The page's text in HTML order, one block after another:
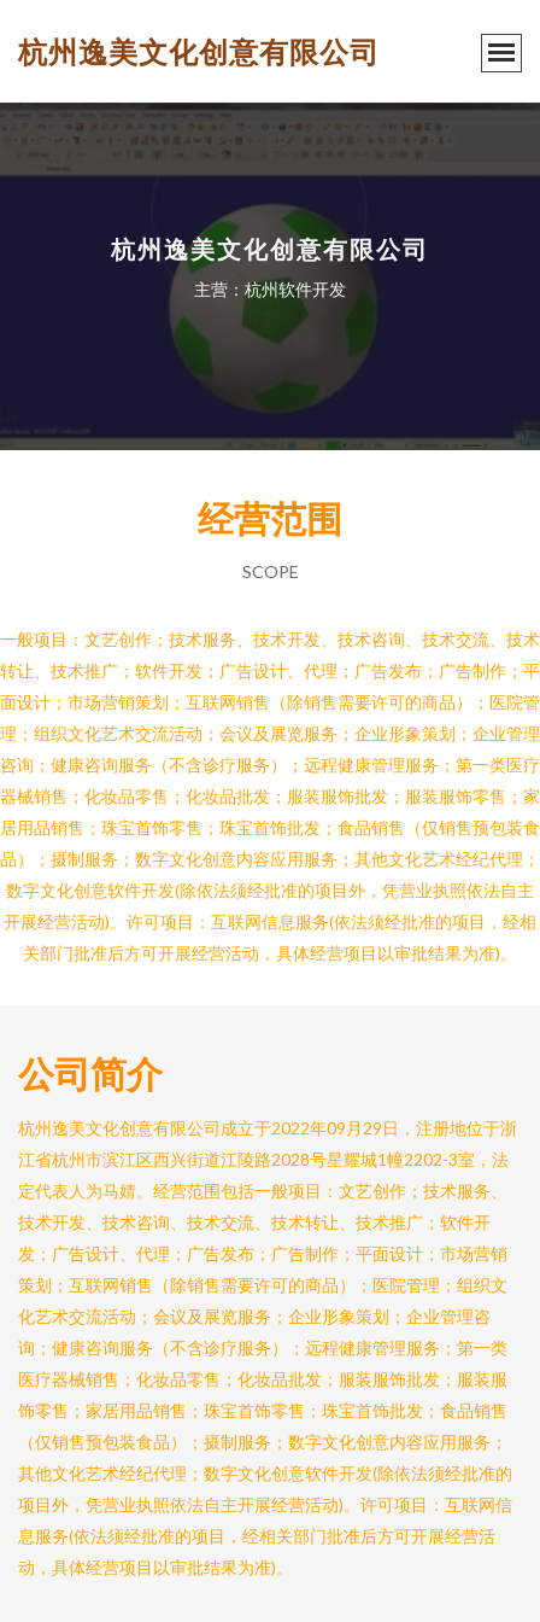
杭州逸美文化创意有限公司
杭州逸美文化创意有限公司
主营：杭州软件开发
经营范围
SCOPE
一般项目：文艺创作；技术服务、技术开发、技术咨询、技术交流、技术
转让、技术推广；软件开发；广告设计、代理；广告发布；广告制作；平
面设计；市场营销策划；互联网销售（除销售需要许可的商品）；医院管
理；组织文化艺术交流活动；会议及展览服务；企业形象策划；企业管理
咨询；健康咨询服务（不含诊疗服务）；远程健康管理服务；第一类医疗
器械销售；化妆品零售；化妆品批发；服装服饰批发；服装服饰零售；家
居用品销售；珠宝首饰零售；珠宝首饰批发；食品销售（仅销售预包装食
品）；摄制服务；数字文化创意内容应用服务；其他文化艺术经纪代理；
数字文化创意软件开发(除依法须经批准的项目外，凭营业执照依法自主
开展经营活动)。许可项目：互联网信息服务(依法须经批准的项目，经相
关部门批准后方可开展经营活动，具体经营项目以审批结果为准)。
公司简介
杭州逸美文化创意有限公司成立于2022年09月29日，注册地位于浙
江省杭州市滨江区西兴街道江陵路2028号星耀城1幢2202-3室，法
定代表人为马婧。经营范围包括一般项目：文艺创作；技术服务、
技术开发、技术咨询、技术交流、技术转让、技术推广；软件开
发；广告设计、代理；广告发布；广告制作；平面设计；市场营销
策划；互联网销售（除销售需要许可的商品）；医院管理；组织文
化艺术交流活动；会议及展览服务；企业形象策划；企业管理咨
询；健康咨询服务（不含诊疗服务）；远程健康管理服务；第一类
医疗器械销售；化妆品零售；化妆品批发；服装服饰批发；服装服
饰零售；家居用品销售；珠宝首饰零售；珠宝首饰批发；食品销售
（仅销售预包装食品）；摄制服务；数字文化创意内容应用服务；
其他文化艺术经纪代理；数字文化创意软件开发(除依法须经批准的
项目外，凭营业执照依法自主开展经营活动)。许可项目：互联网信
息服务(依法须经批准的项目，经相关部门批准后方可开展经营活
动，具体经营项目以审批结果为准)。